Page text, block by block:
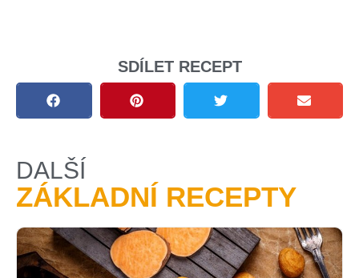
SDÍLET RECEPT
DALŠÍ
ZÁKLADNÍ RECEPTY